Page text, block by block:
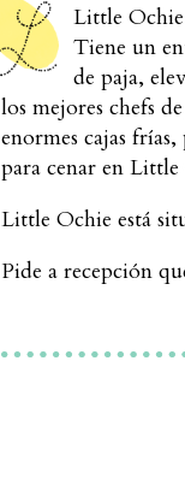
Little Ochie
Tiene un
de paja,
los mejores chefs
enormes cajas
para cenar en
Little Ochie está
Pide a recepción